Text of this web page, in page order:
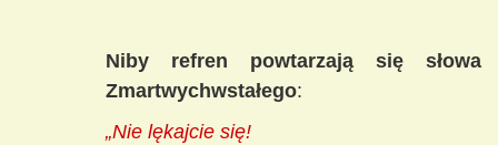
Niby refren powtarzają się słowa
Zmartwychwstałego:
„Nie lękajcie się!